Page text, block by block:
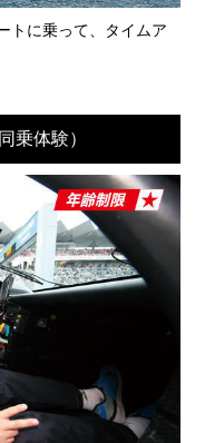
トに乗って、タイムア
乗体験）